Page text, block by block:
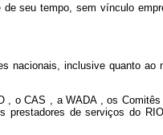
seu tempo, sem vínculo
nacionais, inclusive quanto
, oCAS , aWADA
, os
prestadores de serviços do